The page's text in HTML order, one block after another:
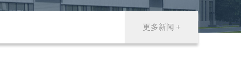
更多新闻 +